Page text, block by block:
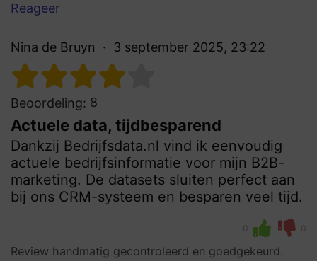
Reageer
Nina de Bruyn 3 september 2025, 23:22
Beoordeling: 8
Actuele data, tijdbesparend
Dankzij Bedrijfsdata.nl vind ik eenvoudig
actuele bedrijfsinformatie voor mijn B2B-
marketing. De datasets sluiten perfect aan
bij ons CRM-systeem en besparen veel tijd.
0 0
Review handmatig gecontroleerd en goedgekeurd.